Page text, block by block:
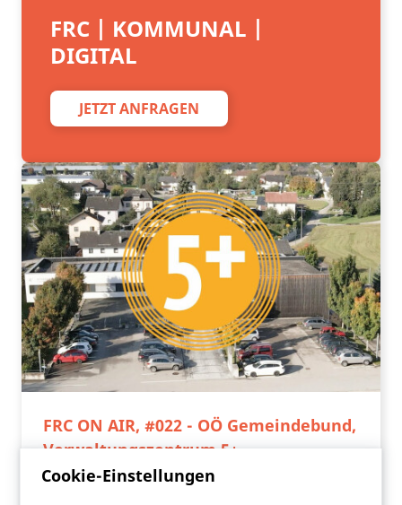
Cookie-Einstellungen
FRC | KOMMUNAL |
DIGITAL
JETZT ANFRAGEN
FRC ON AIR, #022 - OÖ Gemeindebund,
Verwaltungszentrum 5+